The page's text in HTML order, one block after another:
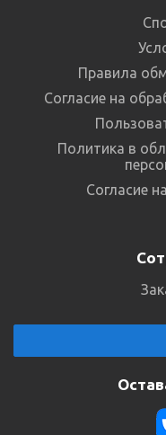
Правила
Согласие на
Политика в
Согласие